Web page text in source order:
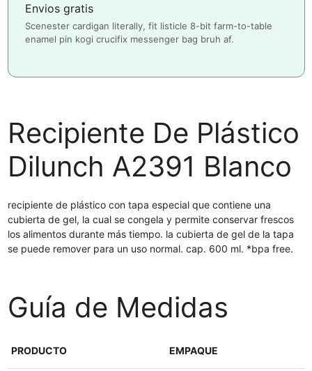
Envios gratis
Scenester cardigan literally, fit listicle 8-bit farm-to-table
enamel pin kogi crucifix messenger bag bruh af.
Recipiente De Plástico
Dilunch A2391 Blanco
recipiente de plástico con tapa especial que contiene una
cubierta de gel, la cual se congela y permite conservar frescos
los alimentos durante más tiempo. la cubierta de gel de la tapa
se puede remover para un uso normal. cap. 600 ml. *bpa free.
Guía de Medidas
PRODUCTO EMPAQUE